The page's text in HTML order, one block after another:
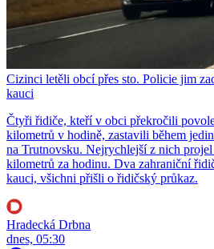
Cizinci letěli obcí přes sto. Policie jim
kauci
Čtyři řidiče, kteří v obci překročili
kilometrů v hodině, zastavili během
na Trutnovsku. Nejrychlejší z nich
kilometrů za hodinu. Dva zahraniční
kauci, všichni přišli o řidičský průkaz.
Hradecká Drbna
dnes, 05:30